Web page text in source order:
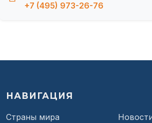
+7 (495) 973-26-76
НАВИГАЦИЯ
Страны мира